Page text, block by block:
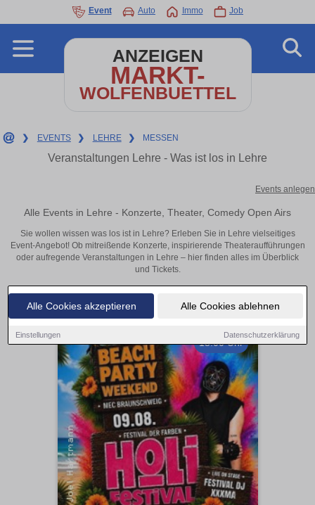
Alle Cookies akzeptieren Alle Cookies ablehnen
Einstellungen Datenschutzerklärung
Event Auto Immo Job
ANZEIGEN
MARKT-
WOLFENBUETTEL
❯ EVENTS ❯ LEHRE ❯ MESSEN
Veranstaltungen Lehre - Was ist los in Lehre
Events anlegen
Alle Events in Lehre - Konzerte, Theater, Comedy Open Airs
Sie wollen wissen was los ist in Lehre? Erleben Sie in Lehre vielseitiges
Event-Angebot! Ob mitreißende Konzerte, inspirierende Theateraufführungen
oder aufregende Veranstaltungen in Lehre – hier finden alles im Überblick
und Tickets.
13:00 Uhr